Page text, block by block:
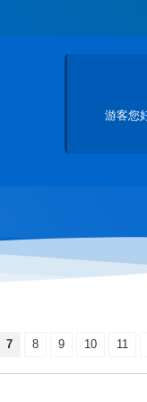
游客您
7 8 9 10 11